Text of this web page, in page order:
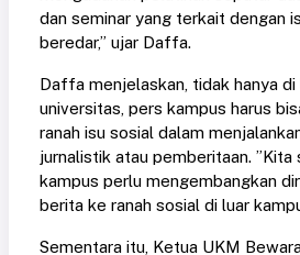
dan seminar yang terkait dengan
beredar,” ujar Daffa.
Daffa menjelaskan, tidak hanya di
universitas, pers kampus harus
ranah isu sosial dalam
jurnalistik atau pemberitaan. ”Kita
kampus perlu mengembangkan
berita ke ranah sosial di luar
Sementara itu, Ketua UKM